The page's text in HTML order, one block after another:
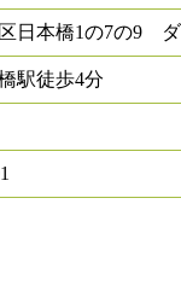
日本橋1の7の9
駅徒歩4分